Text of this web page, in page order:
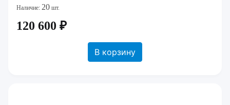
Наличие: 20 шт.
120 600 ₽
В корзину